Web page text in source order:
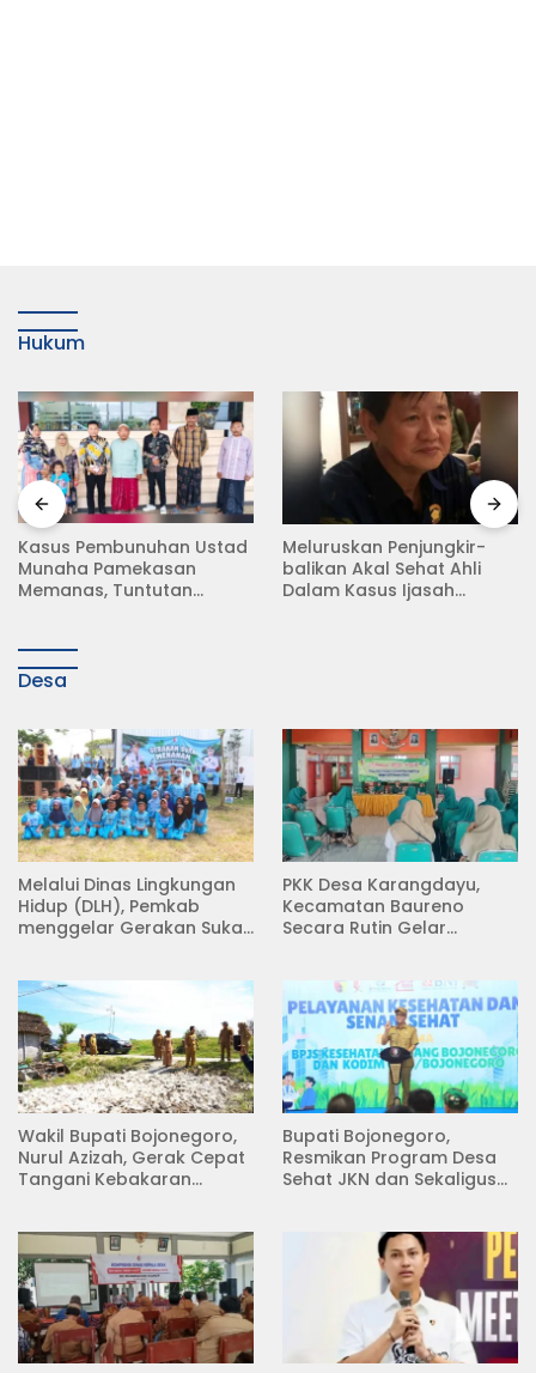
Hukum
Meluruskan Penjungkir-
balikan Akal Sehat Ahli
Dalam Kasus Ijasah
Rampas Motor Tanpa
Surat Resmi, Modus Baru
Debt Collector di Jalan
Desa
Melalui Dinas Lingkungan
Hidup (DLH), Pemkab
menggelar Gerakan Suka
PKK Desa Karangdayu,
Kecamatan Baureno
Secara Rutin Gelar
Wakil Bupati Bojonegoro,
Nurul Azizah, Gerak Cepat
Tangani Kebakaran
Bupati Bojonegoro,
Resmikan Program Desa
Sehat JKN dan Sekaligus